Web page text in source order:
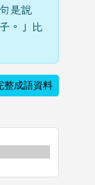
是說
。」比
整成語資料